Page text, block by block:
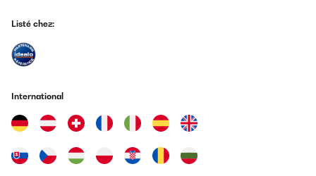
Listé chez:
International